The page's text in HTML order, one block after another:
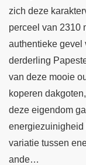
zich deze
perceel van 2310
authentieke gevel
derderling
van deze mooie
koperen
deze eigendom
energiezuinigheid
variatie tussen
ande…